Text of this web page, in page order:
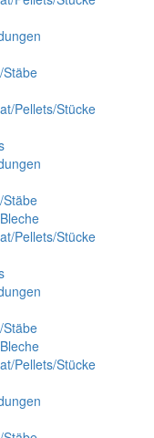
Stäbe
Pellets/Stücke
Stäbe
Pellets/Stücke
Stäbe
Pellets/Stücke